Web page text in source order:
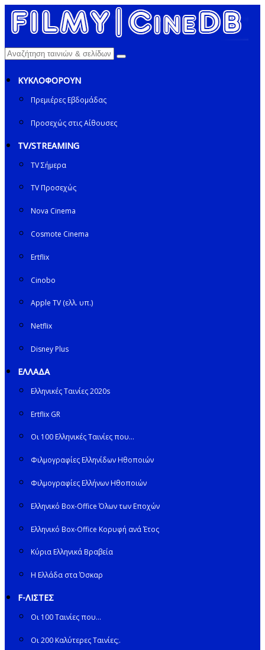
ΚΥΚΛΟΦΟΡΟΥΝ
Πρεμιέρες Εβδομάδας
Προσεχώς στις Αίθουσες
TV/STREAMING
TV Σήμερα
TV Προσεχώς
Nova Cinema
Cosmote Cinema
Ertflix
Cinobo
Apple TV (ελλ. υπ.)
Netflix
Disney Plus
ΕΛΛΑΔΑ
Ελληνικές Ταινίες 2020s
Ertflix GR
Οι 100 Ελληνικές Ταινίες που…
Φιλμογραφίες Ελληνίδων Ηθοποιών
Φιλμογραφίες Ελλήνων Ηθοποιών
Ελληνικό Box-Office Όλων των Εποχών
Ελληνικό Box-Office Κορυφή ανά Έτος
Κύρια Ελληνικά Βραβεία
Η Ελλάδα στα Όσκαρ
F-ΛΙΣΤΕΣ
Οι 100 Ταινίες που…
Οι 200 Καλύτερες Ταινίες;.